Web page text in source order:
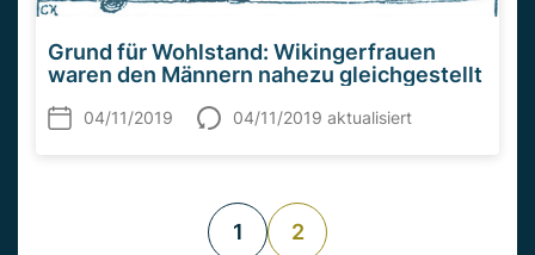
Grund für Wohlstand: Wikingerfrauen
waren den Männern nahezu gleichgestellt
04/11/2019 04/11/2019 aktualisiert
1 2